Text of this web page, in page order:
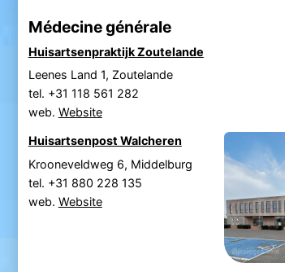
Médecine générale
Huisartsenpraktijk Zoutelande
Leenes Land 1, Zoutelande
tel. +31 118 561 282
web. Website
Huisartsenpost Walcheren
Krooneveldweg 6, Middelburg
tel. +31 880 228 135
web. Website